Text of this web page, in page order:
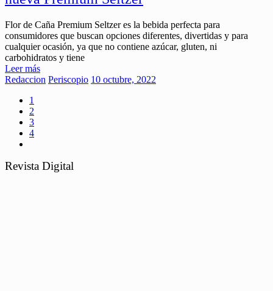
Flor de Caña Premium Seltzer es la bebida perfecta para
consumidores que buscan opciones diferentes, divertidas y para
cualquier ocasión, ya que no contiene azúcar, gluten, ni
carbohidratos y tiene
Leer más
Redaccion Periscopio 10 octubre, 2022
1
2
3
4
Revista Digital